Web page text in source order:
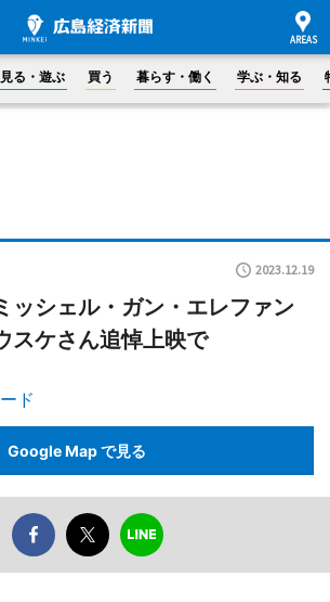
見る・遊ぶ 買う 暮らす・働く 学ぶ・知る
2023.12.19
ッシェル・ガン・エレファン
スケさん追悼上映で
ド
Google Map で見る